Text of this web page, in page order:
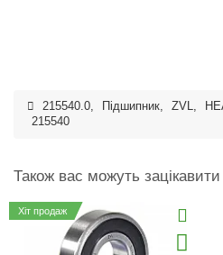
215540.0, Підшипник, ZVL,
215540
Також вас можуть зацікавити
Хіт продаж